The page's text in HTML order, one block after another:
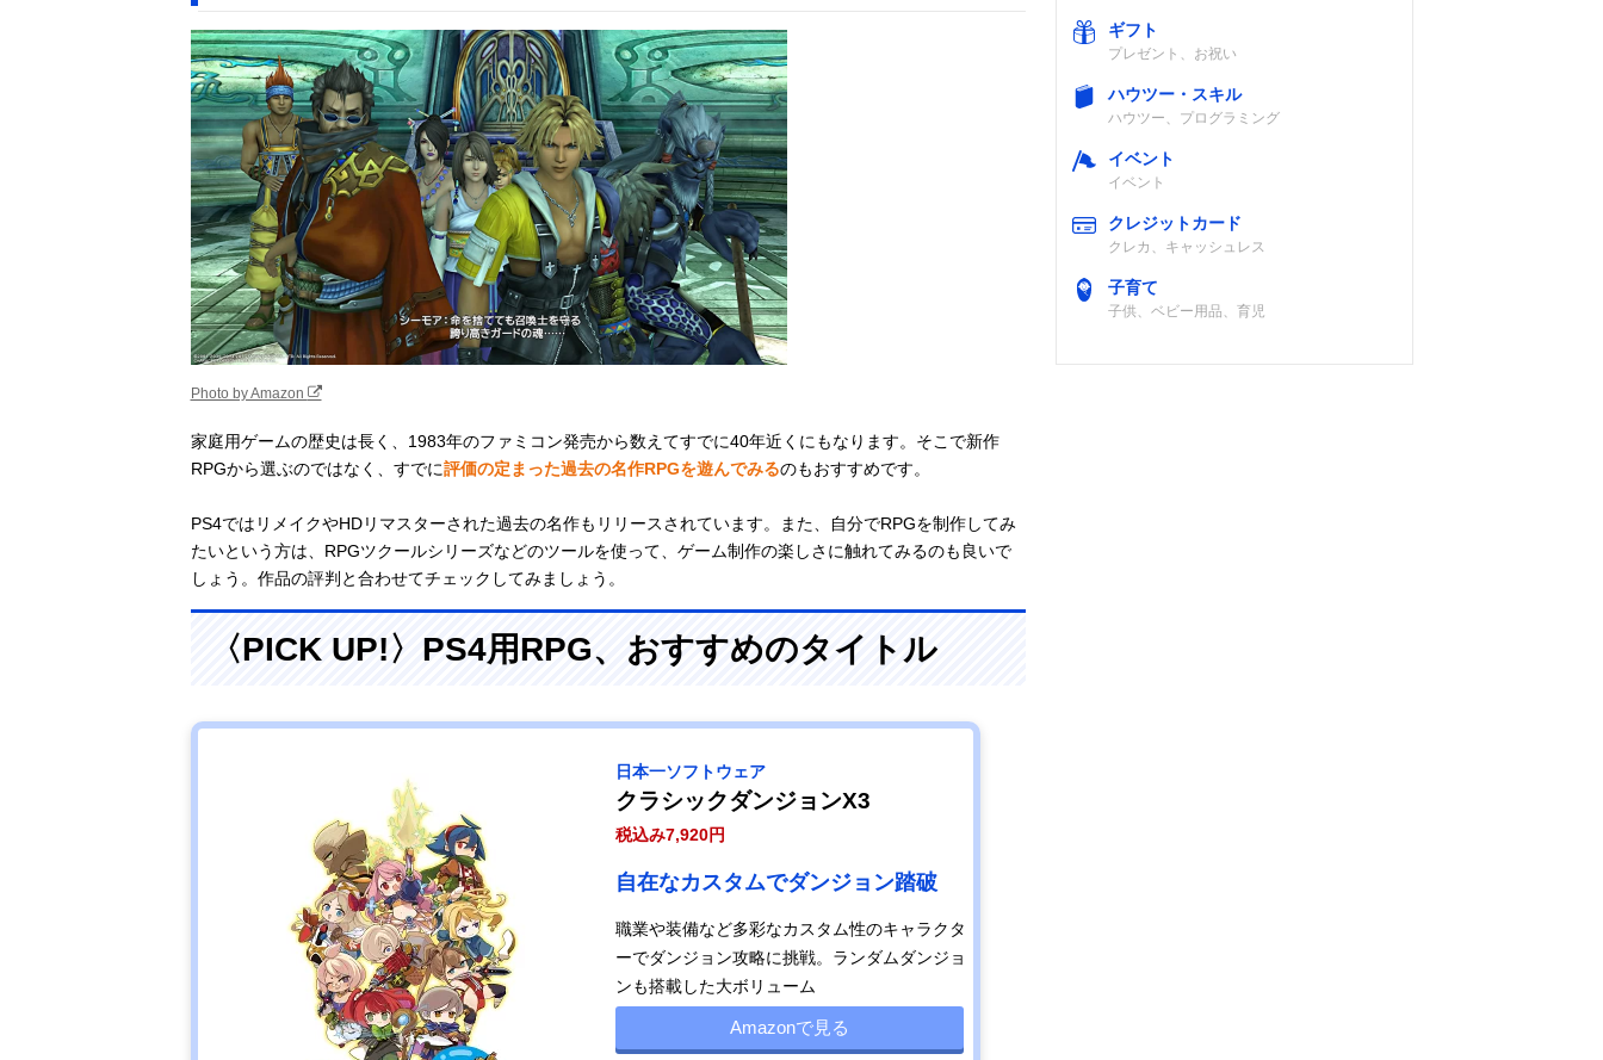
Photo by Amazon
家庭用ゲームの歴史は長く、1983年のファミコン発売から数えてすでに40年近くにもなります。そこで新作
RPGから選ぶのではなく、すでに評価の定まった過去の名作RPGを遊んでみるのもおすすめです。
PS4ではリメイクやHDリマスターされた過去の名作もリリースされています。また、自分でRPGを制作してみ
たいという方は、RPGツクールシリーズなどのツールを使って、ゲーム制作の楽しさに触れてみるのも良いで
しょう。作品の評判と合わせてチェックしてみましょう。
〈PICK UP!〉PS4用RPG、おすすめのタイトル
日本一ソフトウェア
クラシックダンジョンX3
税込み7,920円
自在なカスタムでダンジョン踏破
職業や装備など多彩なカスタム性のキャラクタ
ーでダンジョン攻略に挑戦。ランダムダンジョ
ンも搭載した大ボリューム
Amazonで見る
ギフト
プレゼント、お祝い
ハウツー・スキル
ハウツー、プログラミング
イベント
イベント
クレジットカード
クレカ、キャッシュレス
子育て
子供、ベビー用品、育児